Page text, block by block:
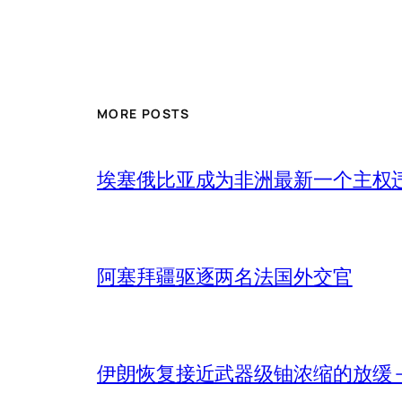
MORE POSTS
埃塞俄比亚成为非洲最新一个主权
阿塞拜疆驱逐两名法国外交官
伊朗恢复接近武器级铀浓缩的放缓